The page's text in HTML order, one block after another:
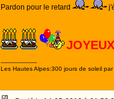
Pardon pour le retard
--------------------
Les Hautes Alpes:300 jours de soleil par